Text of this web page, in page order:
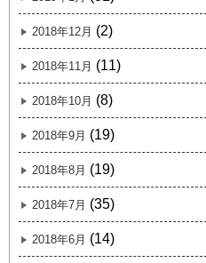
2018年12月 (2)
2018年11月 (11)
2018年10月 (8)
2018年9月 (19)
2018年8月 (19)
2018年7月 (35)
2018年6月 (14)